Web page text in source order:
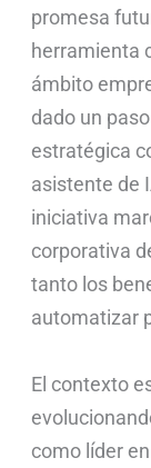
promesa
herramienta
ámbito
dado un
estratégica
asistente de
iniciativa
corporativa
tanto los
automatizar
El contexto
como líder